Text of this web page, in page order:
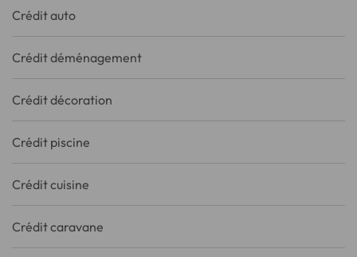
Crédit auto
Crédit déménagement
Crédit décoration
Crédit piscine
Crédit cuisine
Crédit caravane